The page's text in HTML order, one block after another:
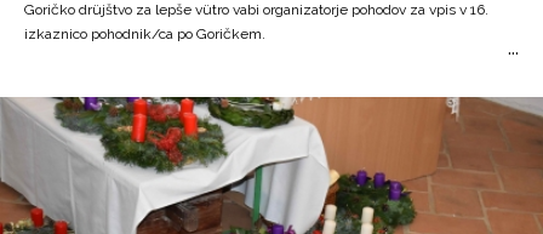
Goričko drüjštvo za lepše vütro vabi organizatorje pohodov za vpis v 16.
izkaznico pohodnik/ca po Goričkem.